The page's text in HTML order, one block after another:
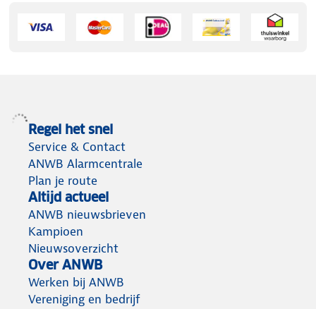
Regel het snel
Service & Contact
ANWB Alarmcentrale
Plan je route
Altijd actueel
ANWB nieuwsbrieven
Kampioen
Nieuwsoverzicht
Over ANWB
Werken bij ANWB
Vereniging en bedrijf